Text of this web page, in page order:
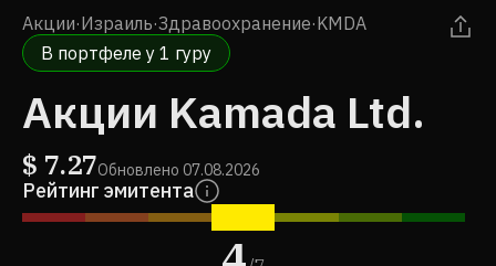
Акции·Израиль·Здравоохранение·KMDA
В портфеле у 1 гуру
Акции Kamada Ltd.
$ 7.27Обновлено 07.08.2026
Рейтинг эмитента